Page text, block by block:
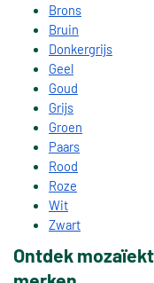
Brons
Bruin
Donkergrijs
Geel
Goud
Grijs
Groen
Paars
Rood
Roze
Wit
Zwart
Ontdek